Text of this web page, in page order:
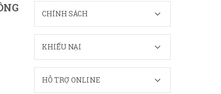
CHÍNH SÁCH
KHIẾU NẠI
HỖ TRỢ ONLINE